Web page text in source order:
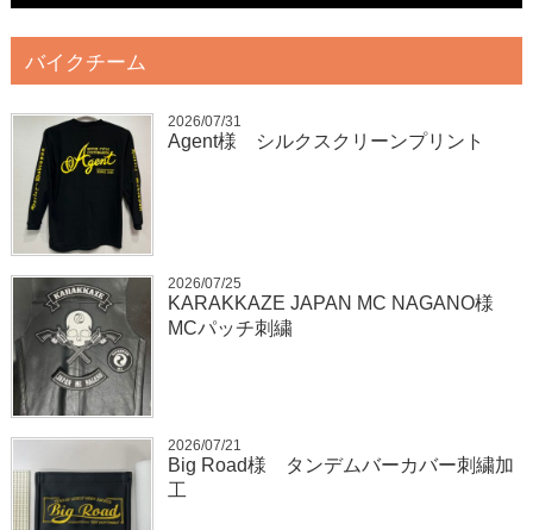
バイクチーム
2026/07/31
Agent様 シルクスクリーンプリント
2026/07/25
KARAKKAZE JAPAN MC NAGANO様
MCパッチ刺繍
2026/07/21
Big Road様 タンデムバーカバー刺繍加
工